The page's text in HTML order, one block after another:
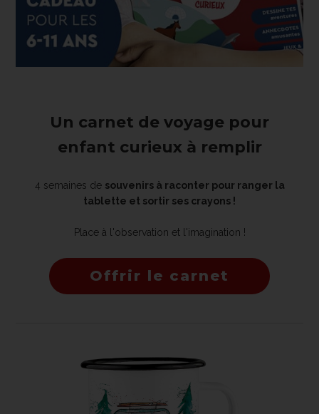
Un carnet de voyage pour
enfant curieux à remplir
4 semaines de souvenirs à raconter pour ranger la
tablette et sortir ses crayons !
Place à l'observation et l'imagination !
Offrir le carnet